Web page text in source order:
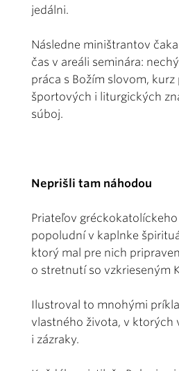
jedálni.
Následne miništrantov
čas v areáli seminára:
práca s Božím slovom,
športových i liturgických
súboj.
Neprišli tam náhodou
Priateľov
popoludní v kaplnke
ktorý mal pre nich
o stretnutí so vzkrieseným
Ilustroval to mnohými
vlastného života, v ktorých
i zázraky.